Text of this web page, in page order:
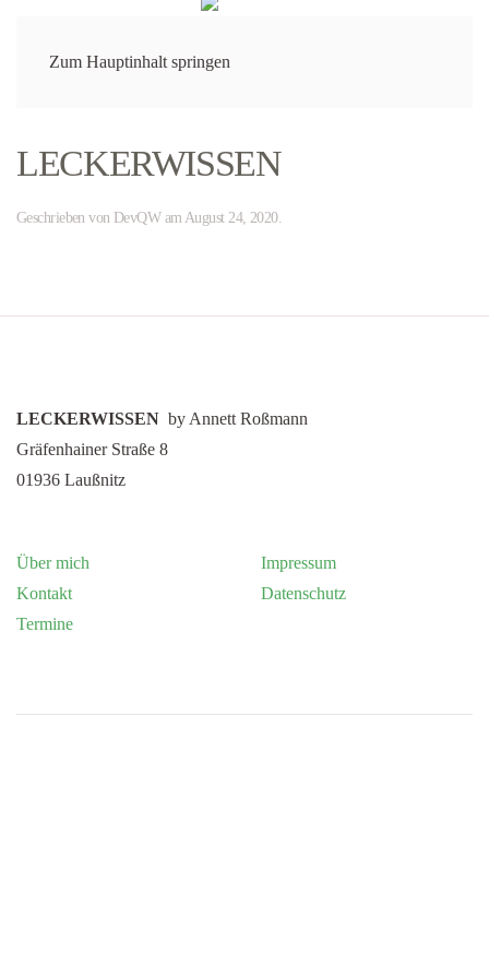
Zum Hauptinhalt springen
LECKERWISSEN
Geschrieben von DevQWamAugust 24, 2020.
LECKERWISSEN by Annett Roßmann
Gräfenhainer Straße 8
01936 Laußnitz
Über mich
Kontakt
Termine
Impressum
Datenschutz